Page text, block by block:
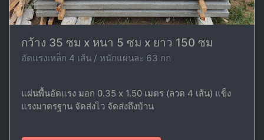
กว้าง 35 ซม x หนา 5 ซม x ยาว 150 ซม
อัดแรงเหล็ก 4 เส้น / หนักแผ่นละ 63 กก
แผ่นพื้นอัดแรง มอก 0.35 x 1.50 เมตร (ลวด 4 เส้น) แข็ง
แรงมาตรฐาน จัดส่งไว จัดส่งถึงบ้าน